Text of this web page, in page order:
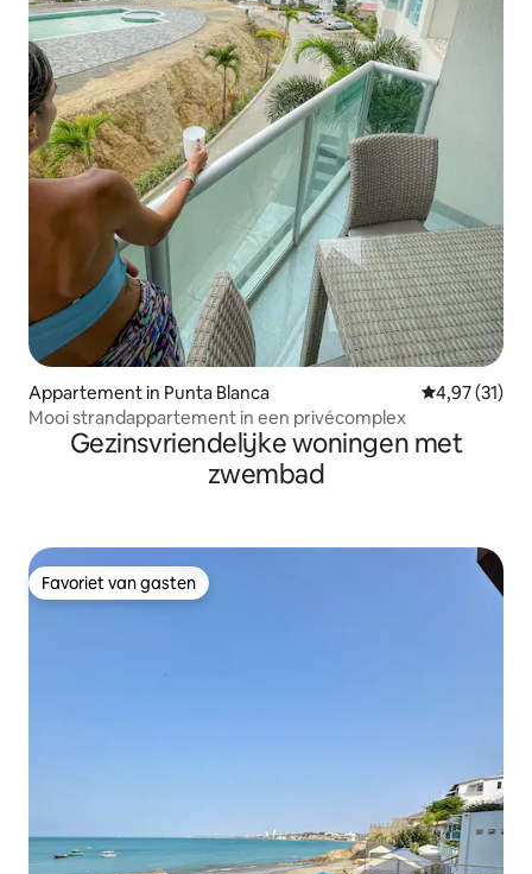
Appartement in Punta Blanca Gemiddelde
4,97 (31)
Mooi strandappartement in een privécomplex
Gezinsvriendelijke woningen met
zwembad
Favoriet van gasten
Favoriet van gasten